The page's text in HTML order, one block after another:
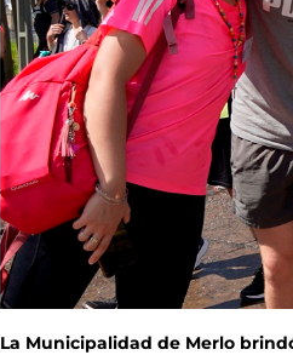
La Municipalidad de Merlo